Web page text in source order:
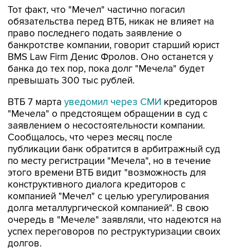
Тот факт, что "Мечел" частично погасил
обязательства перед ВТБ, никак не влияет на
право последнего подать заявление о
банкротстве компании, говорит старший юрист
BMS Law Firm Денис Фролов. Оно останется у
банка до тех пор, пока долг "Мечела" будет
превышать 300 тыс рублей.
ВТБ 7 марта уведомил через СМИ кредиторов
"Мечела" о предстоящем обращении в суд с
заявлением о несостоятельности компании.
Сообщалось, что через месяц после
публикации банк обратится в арбитражный суд
по месту регистрации "Мечела", но в течение
этого времени ВТБ видит "возможность для
конструктивного диалога кредиторов с
компанией "Мечел" с целью урегулирования
долга металлургической компанией". В свою
очередь в "Мечеле" заявляли, что надеются на
успех переговоров по реструктуризации своих
долгов.